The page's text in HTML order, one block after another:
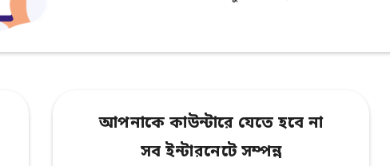
আপনাকে কাউন্টারে যেতে হবে না
সব ইন্টারনেটে সম্পন্ন